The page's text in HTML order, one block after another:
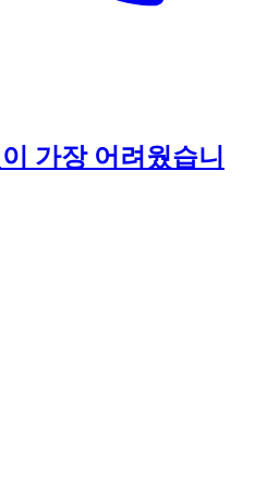
가장 어려웠습니